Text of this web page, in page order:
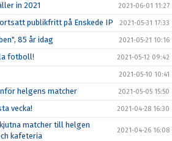
in 2021 2021-06-01 11:27
publikfritt på Enskede IP 2021-05-31 17:33
85 år idag 2021-05-21 10:16
fotboll! 2021-05-12 09:42
2021-05-10 10:41
helgens matcher 2021-05-05 15:50
vecka! 2021-04-28 16:30
matcher till helgen
kafeteria
2021-04-26 16:08